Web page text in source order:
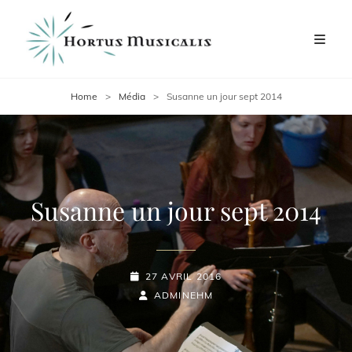
Home > Média > Susanne un jour sept 2014
Susanne un jour sept 2014
POSTED-
ON
27 AVRIL 2016
BY
BYLINE
ADMINEHM